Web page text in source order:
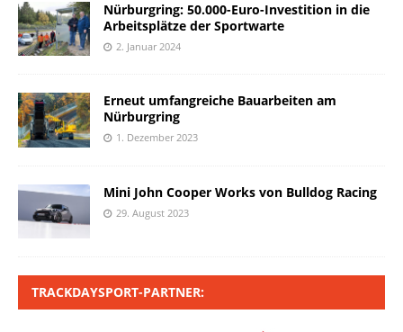
Nürburgring: 50.000-Euro-Investition in die
Arbeitsplätze der Sportwarte
2. Januar 2024
Erneut umfangreiche Bauarbeiten am
Nürburgring
1. Dezember 2023
Mini John Cooper Works von Bulldog Racing
29. August 2023
TRACKDAYSPORT-PARTNER: